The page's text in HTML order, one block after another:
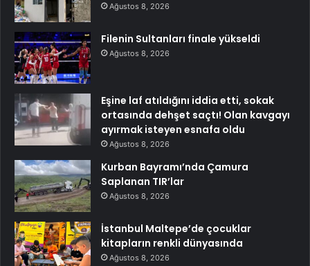
Ağustos 8, 2026
Filenin Sultanları finale yükseldi
Ağustos 8, 2026
Eşine laf atıldığını iddia etti, sokak
ortasında dehşet saçtı! Olan kavgayı
ayırmak isteyen esnafa oldu
Ağustos 8, 2026
Kurban Bayramı’nda Çamura
Saplanan TIR’lar
Ağustos 8, 2026
İstanbul Maltepe’de çocuklar
kitapların renkli dünyasında
Ağustos 8, 2026